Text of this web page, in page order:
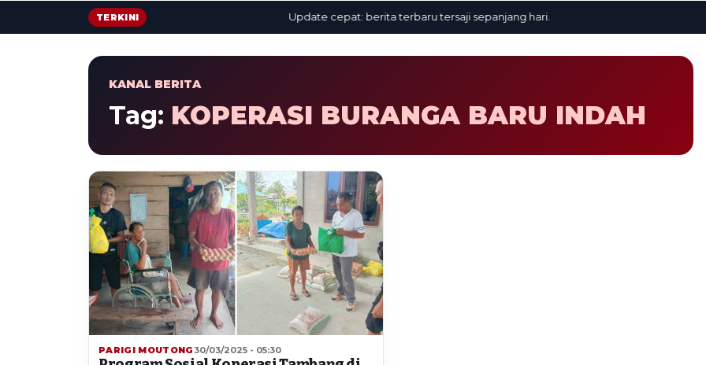
TERKINI Update cepat: berita terbaru tersaji sepanjang hari.
KANAL BERITA
Tag: KOPERASI BURANGA BARU INDAH
PARIGI MOUTONG 30/03/2025 - 05:30